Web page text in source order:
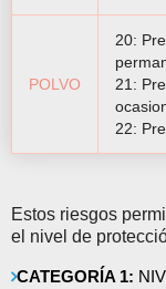
POLVO
20:
21:
22:
Estos riesgos
el nivel de
CATEGORÍA 1: